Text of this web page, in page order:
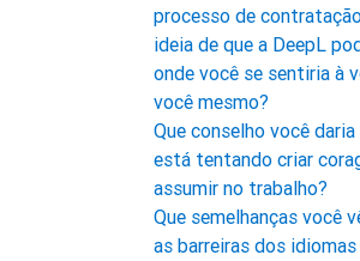
processo de
ideia de que a DeepL
onde você se sentiria à
você mesmo?
Que conselho você
está tentando criar
assumir no trabalho?
Que semelhanças você
as barreiras dos